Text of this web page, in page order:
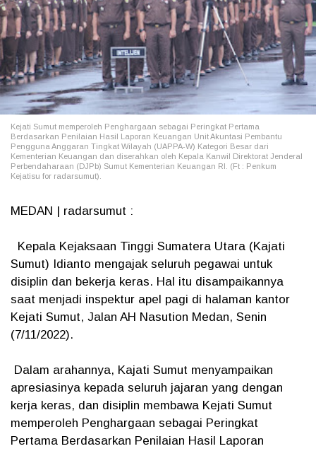
Kejati Sumut memperoleh Penghargaan sebagai Peringkat Pertama
Berdasarkan Penilaian Hasil Laporan Keuangan Unit Akuntasi Pembantu
Pengguna Anggaran Tingkat Wilayah (UAPPA-W) Kategori Besar dari
Kementerian Keuangan dan diserahkan oleh Kepala Kanwil Direktorat Jenderal
Perbendaharaan (DJPb) Sumut Kementerian Keuangan RI. (Ft : Penkum
Kejatisu for radarsumut).
MEDAN | radarsumut :
Kepala Kejaksaan Tinggi Sumatera Utara (Kajati
Sumut) Idianto mengajak seluruh pegawai untuk
disiplin dan bekerja keras. Hal itu disampaikannya
saat menjadi inspektur apel pagi di halaman kantor
Kejati Sumut, Jalan AH Nasution Medan, Senin
(7/11/2022).
Dalam arahannya, Kajati Sumut menyampaikan
apresiasinya kepada seluruh jajaran yang dengan
kerja keras, dan disiplin membawa Kejati Sumut
memperoleh Penghargaan sebagai Peringkat
Pertama Berdasarkan Penilaian Hasil Laporan